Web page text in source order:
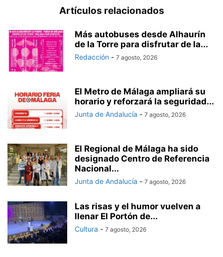
Artículos relacionados
Más autobuses desde Alhaurín
de la Torre para disfrutar de la...
Redacción - 7 agosto, 2026
El Metro de Málaga ampliará su
horario y reforzará la seguridad...
Junta de Andalucía - 7 agosto, 2026
El Regional de Málaga ha sido
designado Centro de Referencia
Nacional...
Junta de Andalucía - 7 agosto, 2026
Las risas y el humor vuelven a
llenar El Portón de...
Cultura - 7 agosto, 2026